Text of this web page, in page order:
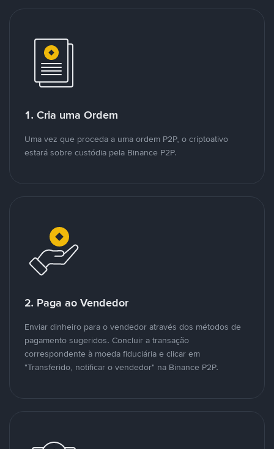
1. Cria uma Ordem
Uma vez que proceda a uma ordem P2P, o criptoativo
estará sobre custódia pela Binance P2P.
2. Paga ao Vendedor
Enviar dinheiro para o vendedor através dos métodos de
pagamento sugeridos. Concluir a transação
correspondente à moeda fiduciária e clicar em
"Transferido, notificar o vendedor" na Binance P2P.